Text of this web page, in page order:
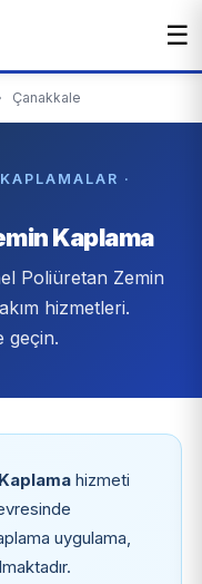
☰
Çanakkale
·
Kaplama
Poliüretan Zemin
hizmetleri.
geçin.
hizmeti
uygulama,